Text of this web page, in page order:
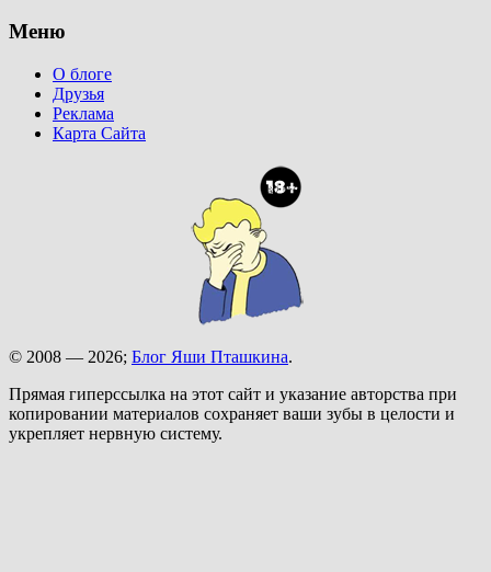
Меню
О блоге
Друзья
Реклама
Карта Сайта
© 2008 — 2026; Блог Яши Пташкина.
Прямая гиперссылка на этот сайт и указание авторства при
копировании материалов сохраняет ваши зубы в целости и
укрепляет нервную систему.